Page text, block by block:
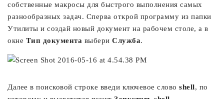
собственные макросы для быстрого выполнения самых
разнообразных задач. Сперва открой программу из папки
Утилиты и создай новый документ на рабочем столе, а в
окне Тип документа выбери Служба.
Далее в поисковой строке введи ключевое слово shell, по